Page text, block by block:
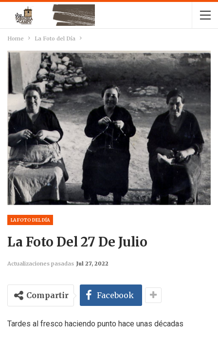
Home La Foto del Día
LA FOTO DEL DÍA
La Foto Del 27 De Julio
Actualizaciones pasadas Jul 27, 2022
Compartir Facebook
Tardes al fresco haciendo punto hace unas décadas